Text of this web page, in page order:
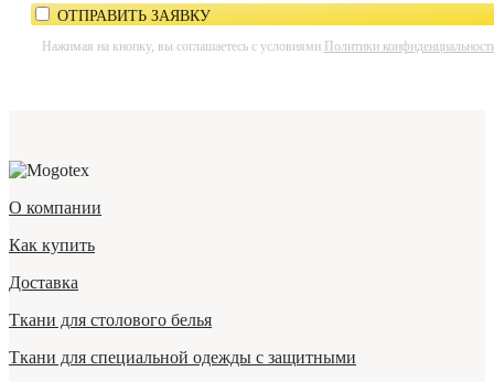
ОТПРАВИТЬ ЗАЯВКУ
Нажимая на кнопку, вы соглашаетесь с условиями Политики
О компании
Как купить
Доставка
Ткани для столового белья
Ткани для специальной одежды с защитными